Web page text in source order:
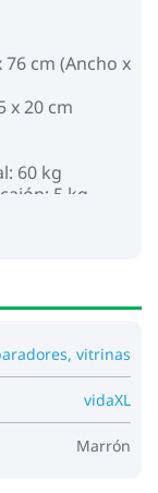
cm (Ancho x
x 20 cm
60 kg
5 kg
vitrinas
vidaXL
Marrón